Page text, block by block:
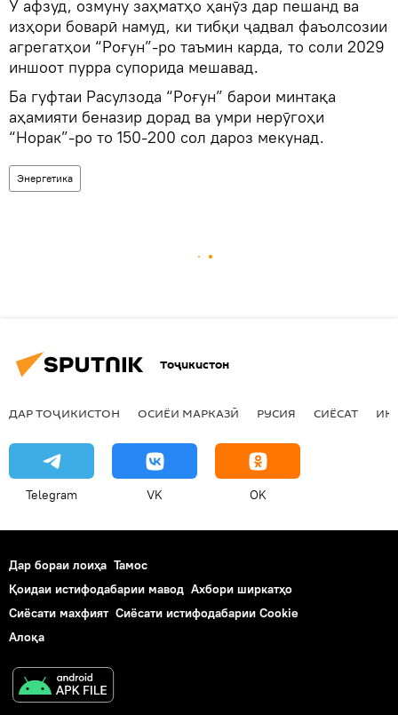
Ӯ афзуд, озмуну заҳматҳо ҳанӯз дар пешанд ва
изҳори боварӣ намуд, ки тибқи ҷадвал фаъолсозии
агрегатҳои “Роғун”-ро таъмин карда, то соли 2029
иншоот пурра супорида мешавад.
Ба гуфтаи Расулзода “Роғун” барои минтақа
аҳамияти беназир дорад ва умри нерӯгоҳи
“Норак”-ро то 150-200 сол дароз мекунад.
Энергетика
Тоҷикистон
ДАР ТОҶИКИСТОН ОСИЁИ МАРКАЗӢ РУСИЯ СИЁСАТ
Telegram VK OK
Дар бораи лоиҳа Тамос
Қоидаи истифодабарии мавод Ахбори ширкатҳо
Сиёсати махфият Сиёсати истифодабарии Cookie
Алоқа